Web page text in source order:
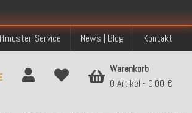
Service News | Blog Kontakt
Warenkorb
0 Artikel
0,00 €